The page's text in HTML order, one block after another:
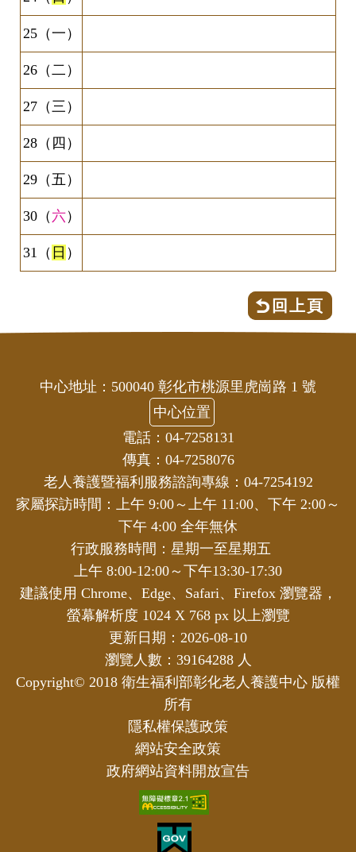
25（一）
26（二）
27（三）
28（四）
29（五）
30（ 六）
31（ 日 ）
回上頁
中心地址：500040 彰化市桃源里虎崗路 1 號
中心位置
電話：04-7258131
傳真：04-7258076
老人養護暨福利服務諮詢專線：04-7254192
家屬探訪時間：上午 9:00～上午 11:00、下午 2:00～
下午 4:00 全年無休
行政服務時間：星期一至星期五
上午 8:00-12:00～下午13:30-17:30
建議使用 Chrome、Edge、Safari、Firefox 瀏覽器，
螢幕解析度 1024 X 768 px 以上瀏覽
更新日期：2026-08-10
瀏覽人數：39164288 人
Copyright© 2018 衛生福利部彰化老人養護中心 版權
所有
隱私權保護政策
網站安全政策
政府網站資料開放宣告